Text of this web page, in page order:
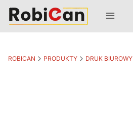
Menu
ROBICAN PRODUKTY DRUK BIUROWY